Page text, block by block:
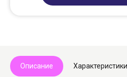
Описание Характеристики